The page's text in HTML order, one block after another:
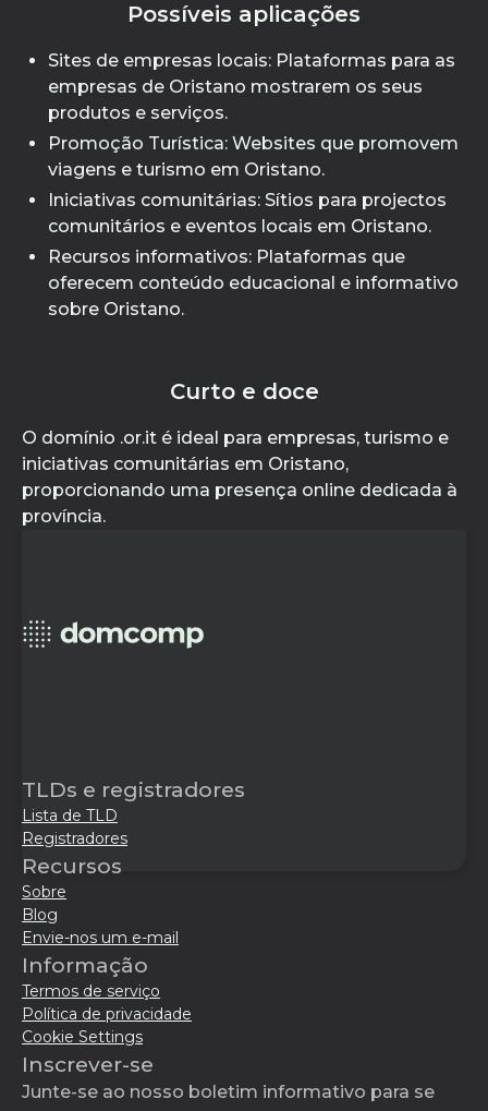
Possíveis aplicações
Sites de empresas locais: Plataformas para as
empresas de Oristano mostrarem os seus
produtos e serviços.
Promoção Turística: Websites que promovem
viagens e turismo em Oristano.
Iniciativas comunitárias: Sítios para projectos
comunitários e eventos locais em Oristano.
Recursos informativos: Plataformas que
oferecem conteúdo educacional e informativo
sobre Oristano.
Curto e doce
O domínio .or.it é ideal para empresas, turismo e
iniciativas comunitárias em Oristano,
proporcionando uma presença online dedicada à
província.
TLDs e registradores
Lista de TLD
Registradores
Recursos
Sobre
Blog
Envie-nos um e-mail
Informação
Termos de serviço
Política de privacidade
Cookie Settings
Inscrever-se
Junte-se ao nosso boletim informativo para se